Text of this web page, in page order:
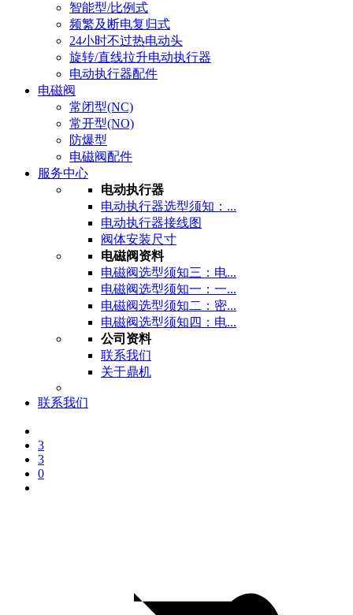
智能型/比例式
频繁及断电复归式
24小时不过热电动头
旋转/直线拉升电动执行器
电动执行器配件
电磁阀
常闭型(NC)
常开型(NO)
防爆型
电磁阀配件
服务中心
电动执行器
电动执行器选型须知：...
电动执行器接线图
阀体安装尺寸
电磁阀资料
电磁阀选型须知三：电...
电磁阀选型须知一：一...
电磁阀选型须知二：密...
电磁阀选型须知四：电...
公司资料
联系我们
关于鼎机
联系我们
3
3
0